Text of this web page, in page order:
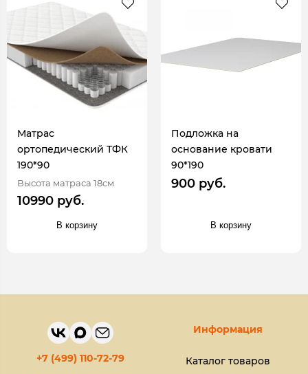
Матрас
ортопедический ТФК
190*90
Высота матраса 18см
10990 руб.
В корзину
Подложка на
основание кровати
90*190
900 руб.
В корзину
+7 (499) 110-72-79
Информация
Каталог товаров